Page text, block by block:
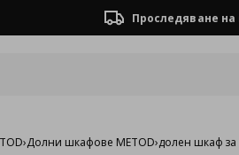
Проследяване на
›Долни шкафове METOD›долен шкаф за